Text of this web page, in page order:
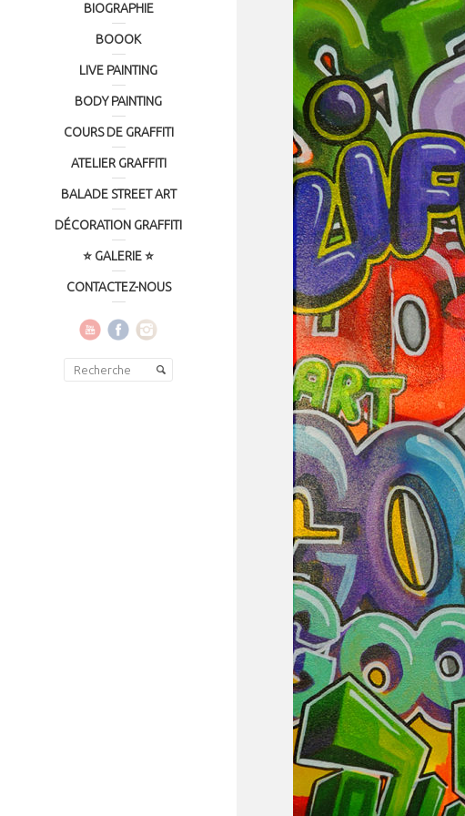
BIOGRAPHIE
BOOOK
LIVE PAINTING
BODY PAINTING
COURS DE GRAFFITI
ATELIER GRAFFITI
BALADE STREET ART
DÉCORATION GRAFFITI
⭐ GALERIE ⭐
CONTACTEZ-NOUS